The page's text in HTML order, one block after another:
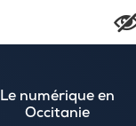
Le numérique en
Occitanie